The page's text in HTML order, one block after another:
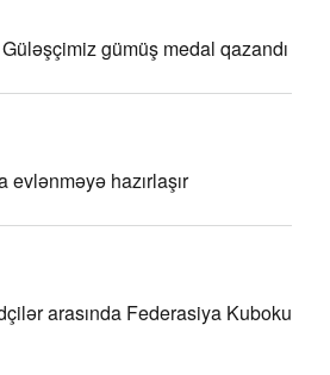
gümüş medal qazandı
hazırlaşır
arasında Federasiya Kuboku